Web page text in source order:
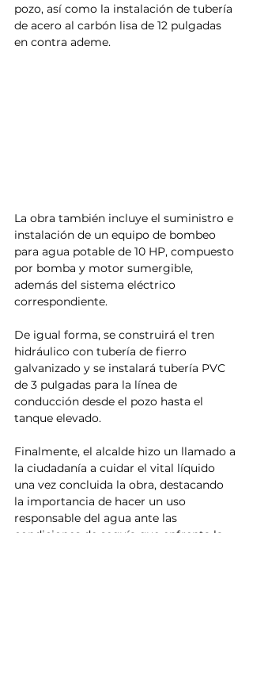
pozo, así como la instalación de tubería
de acero al carbón lisa de 12 pulgadas
en contra ademe.
La obra también incluye el suministro e
instalación de un equipo de bombeo
para agua potable de 10 HP, compuesto
por bomba y motor sumergible,
además del sistema eléctrico
correspondiente.
De igual forma, se construirá el tren
hidráulico con tubería de fierro
galvanizado y se instalará tubería PVC
de 3 pulgadas para la línea de
conducción desde el pozo hasta el
tanque elevado.
Finalmente, el alcalde hizo un llamado a
la ciudadanía a cuidar el vital líquido
una vez concluida la obra, destacando
la importancia de hacer un uso
responsable del agua ante las
condiciones de sequía que enfrenta la